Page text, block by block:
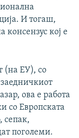
И тогаш,
консензус кој е
(на ЕУ), со
ова е работа
со Европската
сепак,
поголеми.